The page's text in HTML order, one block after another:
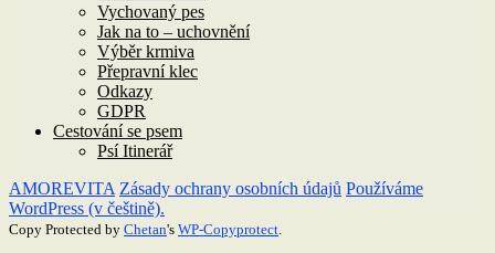
Vychovaný pes
Jak na to – uchovnění
Výběr krmiva
Přepravní klec
Odkazy
GDPR
Cestování se psem
Psí Itinerář
AMOREVITA Zásady ochrany osobních údajů Používáme
WordPress (v češtině).
Copy Protected by Chetan's WP-Copyprotect